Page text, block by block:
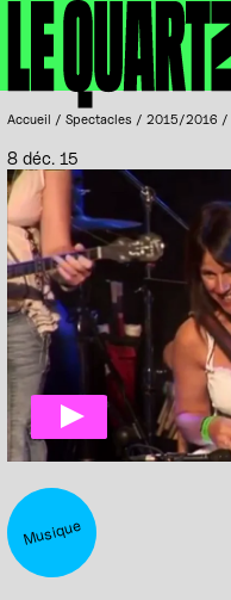
Panneau de gestion des cookies
Accueil
Accueil / Spectacles / 2015/2016 /
8 déc. 15
Musique